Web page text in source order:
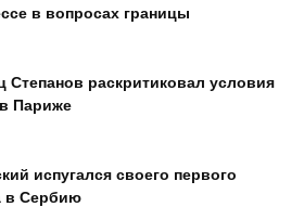
в вопросах границы
Степанов раскритиковал условия
Париже
испугался своего первого
в Сербию